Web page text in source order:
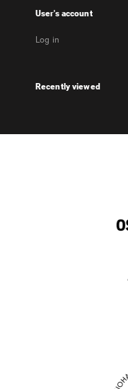
User's account
Log in
Recently viewed